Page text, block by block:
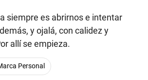
siempre es abrirnos e intentar
y ojalá, con calidez y
allí se empieza.
Personal